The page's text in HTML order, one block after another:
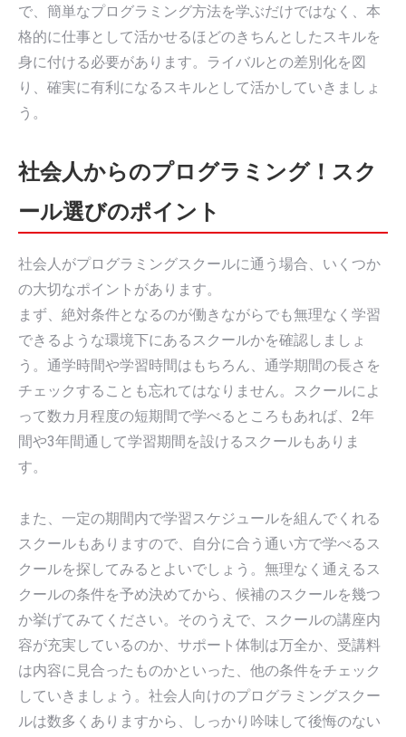
で、簡単なプログラミング方法を学ぶだけではなく、本
格的に仕事として活かせるほどのきちんとしたスキルを
身に付ける必要があります。ライバルとの差別化を図
り、確実に有利になるスキルとして活かしていきましょ
う。
社会人からのプログラミング！スク
ール選びのポイント
社会人がプログラミングスクールに通う場合、いくつか
の大切なポイントがあります。
まず、絶対条件となるのが働きながらでも無理なく学習
できるような環境下にあるスクールかを確認しましょ
う。通学時間や学習時間はもちろん、通学期間の長さを
チェックすることも忘れてはなりません。スクールによ
って数カ月程度の短期間で学べるところもあれば、2年
間や3年間通して学習期間を設けるスクールもありま
す。
また、一定の期間内で学習スケジュールを組んでくれる
スクールもありますので、自分に合う通い方で学べるス
クールを探してみるとよいでしょう。無理なく通えるス
クールの条件を予め決めてから、候補のスクールを幾つ
か挙げてみてください。そのうえで、スクールの講座内
容が充実しているのか、サポート体制は万全か、受講料
は内容に見合ったものかといった、他の条件をチェック
していきましょう。社会人向けのプログラミングスクー
ルは数多くありますから、しっかり吟味して後悔のない